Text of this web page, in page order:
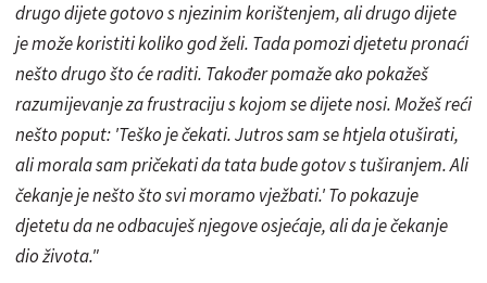
drugo dijete gotovo s njezinim korištenjem, ali drugo dijete
je može koristiti koliko god želi. Tada pomozi djetetu pronaći
nešto drugo što će raditi. Također pomaže ako pokažeš
razumijevanje za frustraciju s kojom se dijete nosi. Možeš reći
nešto poput: 'Teško je čekati. Jutros sam se htjela otuširati,
ali morala sam pričekati da tata bude gotov s tuširanjem. Ali
čekanje je nešto što svi moramo vježbati.' To pokazuje
djetetu da ne odbacuješ njegove osjećaje, ali da je čekanje
dio života."